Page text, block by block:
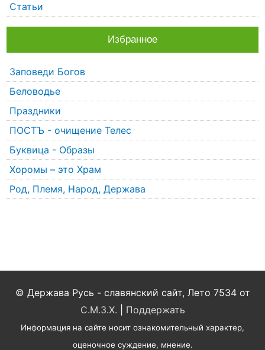
Статьи
Избранное
Заповеди Богов
Беловодье
Праздники
ПОСТЪ - очищение Телес
Буквица - Образы
Хоромы – это Храм
Род, Племя, Народ, Держава
© Держава Русь - славянский сайт, Лето 7534 от
С.М.З.Х.
Поддержать
Информация на сайте носит ознакомительный характер,
оценочное суждение, мнение.